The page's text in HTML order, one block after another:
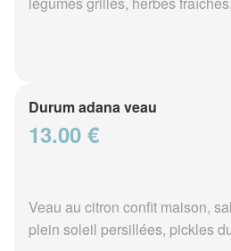
Durum adana veau
13.00 €
Veau au citron confit maison,
plein soleil persillées, pickles